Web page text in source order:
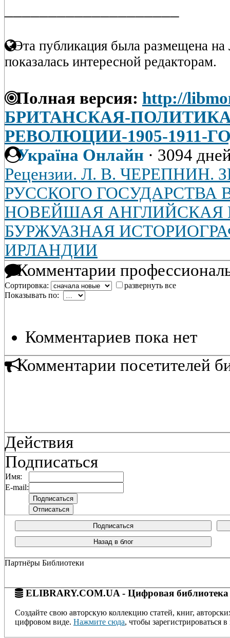
Эта публикация была размещена на
показалась интересной редакторам.
Полная версия: http://
БРИТАНСКАЯ-
РЕВОЛЮЦИИ-1905-1911-
Україна Онлайн · 3094
Рецензии. Л. В.
РУССКОГО ГОСУДАРСТВА
НОВЕЙШАЯ АНГЛИЙСКАЯ
БУРЖУАЗНАЯ
ИРЛАНДИИ
Комментарии
Сортировка:
развернуть все
Показывать по:
Комментариев пока нет
Комментарии посетителей
Действия
Подписаться
Имя:
E-mail:
Подписаться
Назад в блог
Партнёры Библиотеки
ELIBRARY.COM.UA - Цифровая библиотека
Создайте свою авторскую коллекцию статей, книг,
цифровом виде. Нажмите сюда, чтобы зарегистрироваться в